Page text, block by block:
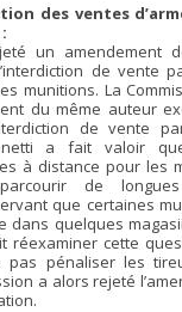
des ventes
un amendement
de vente
munitions. La
du même auteur
de vente
a fait valoir
à distance pour les
de
que certaines
dans quelques
réexaminer cette
pas pénaliser les
a alors rejeté